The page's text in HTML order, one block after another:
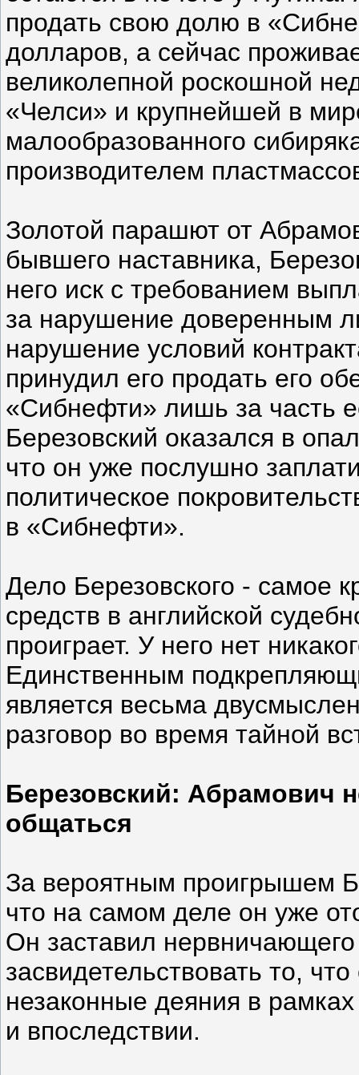
продать свою долю в
долларов, а сейчас
великолепной роскошной
«Челси» и крупнейшей в
малообразованного
производителем
Золотой парашют от
бывшего наставника,
него иск с требованием
за нарушение доверенным
нарушение условий
принудил его продать его
«Сибнефти» лишь за часть
Березовский оказался в
что он уже послушно
политическое
в «Сибнефти».
Дело Березовского - самое
средств в английской
проиграет. У него нет
Единственным
является весьма
разговор во время тайной
Березовский: Абрамович
общаться
За вероятным проигрышем
что на самом деле он уже
Он заставил
засвидетельствовать то,
незаконные деяния в
и впоследствии.